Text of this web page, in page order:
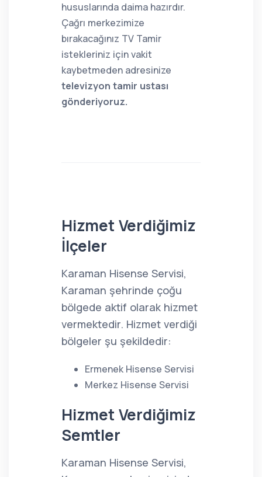
hususlarında daima hazırdır.
Çağrı merkezimize
bırakacağınız TV Tamir
istekleriniz için vakit
kaybetmeden adresinize
televizyon tamir ustası
gönderiyoruz.
Hizmet Verdiğimiz
İlçeler
Karaman Hisense Servisi,
Karaman şehrinde çoğu
bölgede aktif olarak hizmet
vermektedir. Hizmet verdiği
bölgeler şu şekildedir:
Ermenek Hisense Servisi
Merkez Hisense Servisi
Hizmet Verdiğimiz
Semtler
Karaman Hisense Servisi,